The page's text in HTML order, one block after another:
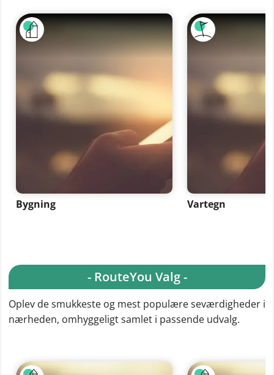
Bygning Vartegn
- RouteYou Valg -
Oplev de smukkeste og mest populære seværdigheder i
nærheden, omhyggeligt samlet i passende udvalg.